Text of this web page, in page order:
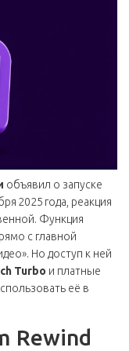
объявил о запуске
2025 года, реакция
Функция
с главной
Но доступ к ней
Turbo и платные
её в
Rewind